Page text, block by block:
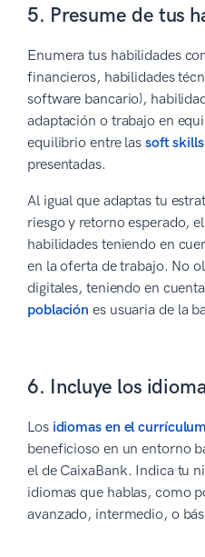
5. Presume de tus
Enumera tus habilidades
financieros, habilidades
software bancario),
adaptación o trabajo en
equilibrio entre las soft skills
presentadas.
Al igual que adaptas tu
riesgo y retorno esperado,
habilidades teniendo en
en la oferta de trabajo. No
digitales, teniendo en
población es usuaria de la
6. Incluye los
Los idiomas en el currículum
beneficioso en un entorno
el de CaixaBank. Indica tu
idiomas que hablas, como
avanzado, intermedio, o